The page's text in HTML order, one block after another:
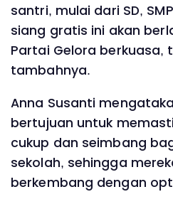
santri, mulai dari SD,
siang gratis ini akan
Partai Gelora
tambahnya.
Anna Susanti
bertujuan untuk
cukup dan seimbang
sekolah, sehingga
berkembang dengan